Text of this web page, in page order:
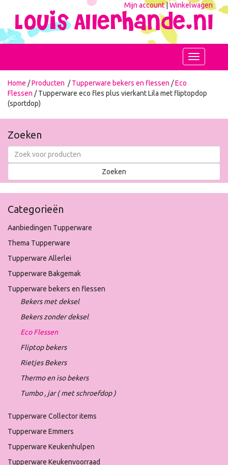
Mijn account|Winkelwagen
Toggle
navigation
Home /Producten /Tupperware bekers en flessen /Eco
Flessen / Tupperware eco fles plus vierkant Lila met fliptopdop
(sportdop)
Zoeken
Categorieën
Aanbiedingen Tupperware
Thema Tupperware
Tupperware Allerlei
Tupperware Bakgemak
Tupperware bekers en flessen
Bekers met deksel
Bekers zonder deksel
Eco Flessen
Fliptop bekers
Rietjes Bekers
Thermo en iso bekers
Tumbo , jar ( met schroefdop )
Tupperware Collector items
Tupperware Emmers
Tupperware Keukenhulpen
Tupperware Keukenvoorraad